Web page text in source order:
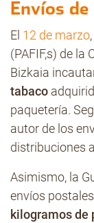
Envíos
El 12 de marzo
(PAFIF,s) de la
Bizkaia
tabaco
paquetería.
autor de los
distribuciones
Asimismo, la
envíos
kilogramos de